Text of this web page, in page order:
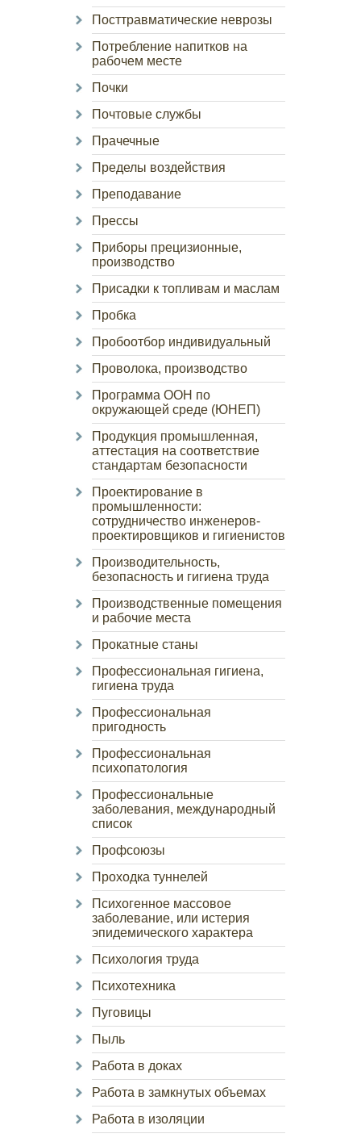
Посттравматические неврозы
Потребление напитков на
рабочем месте
Почки
Почтовые службы
Прачечные
Пределы воздействия
Преподавание
Прессы
Приборы прецизионные,
производство
Присадки к топливам и маслам
Пробка
Пробоотбор индивидуальный
Проволока, производство
Программа ООН по
окружающей среде (ЮНЕП)
Продукция промышленная,
аттестация на соответствие
стандартам безопасности
Проектирование в
промышленности:
сотрудничество инженеров-
проектировщиков и гигиенистов
Производительность,
безопасность и гигиена труда
Производственные помещения
и рабочие места
Прокатные станы
Профессиональная гигиена,
гигиена труда
Профессиональная
пригодность
Профессиональная
психопатология
Профессиональные
заболевания, международный
список
Профсоюзы
Проходка туннелей
Психогенное массовое
заболевание, или истерия
эпидемического характера
Психология труда
Психотехника
Пуговицы
Пыль
Работа в доках
Работа в замкнутых объемах
Работа в изоляции